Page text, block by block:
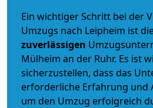
Ein wichtiger Schritt bei der
Umzugs nach Leipheim ist
zuverlässigen
Mülheim an der Ruhr. Es ist
sicherzustellen, dass das
erforderliche Erfahrung und
um den Umzug erfolgreich